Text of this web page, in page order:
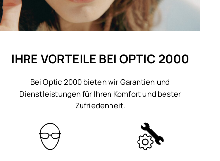
IHRE VORTEILE BEI OPTIC 2000
Bei Optic 2000 bieten wir Garantien und
Dienstleistungen für Ihren Komfort und bester
Zufriedenheit.